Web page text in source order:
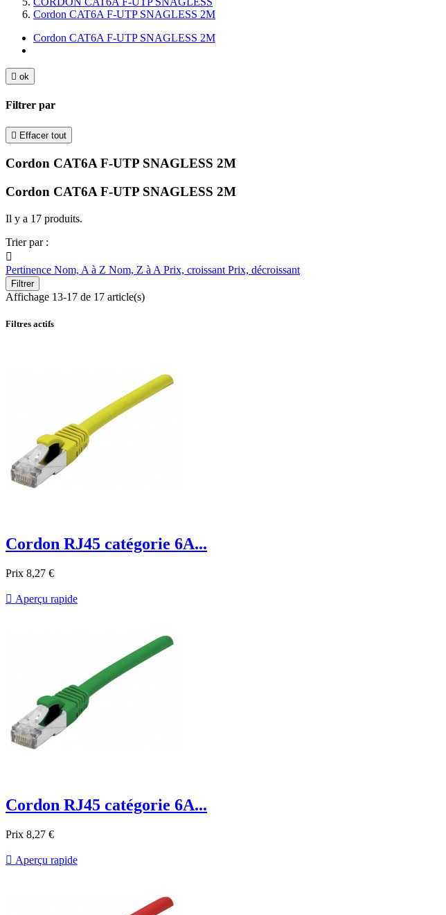
Cordon CAT6A F-UTP SNAGLESS 2M
Cordon CAT6A F-UTP SNAGLESS 2M
 ok
Filtrer par
 Effacer tout
Cordon CAT6A F-UTP SNAGLESS 2M
Cordon CAT6A F-UTP SNAGLESS 2M
Il y a 17 produits.
Trier par :

Pertinence Nom, A à Z Nom, Z à A Prix, croissant Prix, décroissant
Filtrer
Affichage 13-17 de 17 article(s)
Filtres actifs
Cordon RJ45 catégorie 6A...
Prix 8,27 €
 Aperçu rapide
Cordon RJ45 catégorie 6A...
Prix 8,27 €
 Aperçu rapide